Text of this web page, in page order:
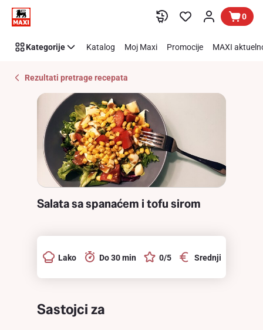
Preskoči link
Recipe
Details
0
Kategorije Katalog Moj Maxi Promocije MAXI
Rezultati pretrage recepata
Salata sa spanaćem i tofu sirom
Lako Do 30 min 0/5 Srednji
Sastojci za